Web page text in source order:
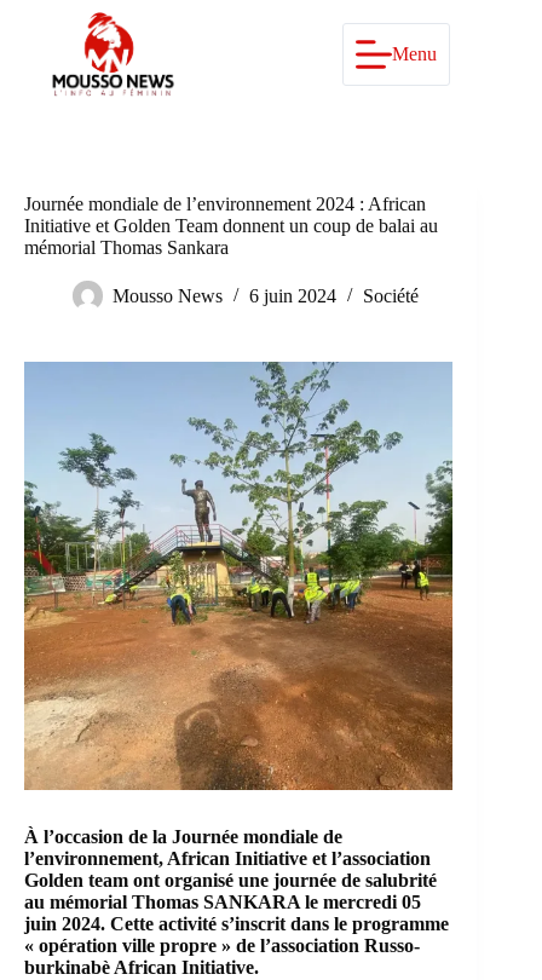
Menu
Journée mondiale de l’environnement 2024 : African
Initiative et Golden Team donnent un coup de balai au
mémorial Thomas Sankara
Mousso News 6 juin 2024 Société
À l’occasion de la Journée mondiale de
l’environnement, African Initiative et l’association
Golden team ont organisé une journée de salubrité
au mémorial Thomas SANKARA le mercredi 05
juin 2024. Cette activité s’inscrit dans le programme
« opération ville propre » de l’association Russo-
burkinabè African Initiative.